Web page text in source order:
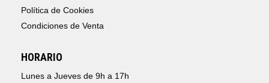
Política de Cookies
Condiciones de Venta
HORARIO
Lunes a Jueves de 9h a 17h